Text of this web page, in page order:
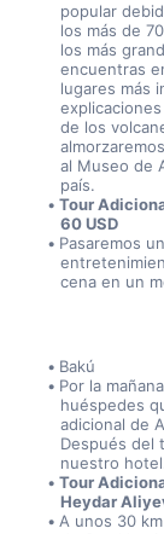
popular
los más de
los más
encuentras
lugares más
de los
al Museo de
país.
Tour
60 USD
Pasaremos
cena en un
Bakú
Por la
huéspedes
adicional de
Después del
nuestro
Tour
Heydar
A unos 30